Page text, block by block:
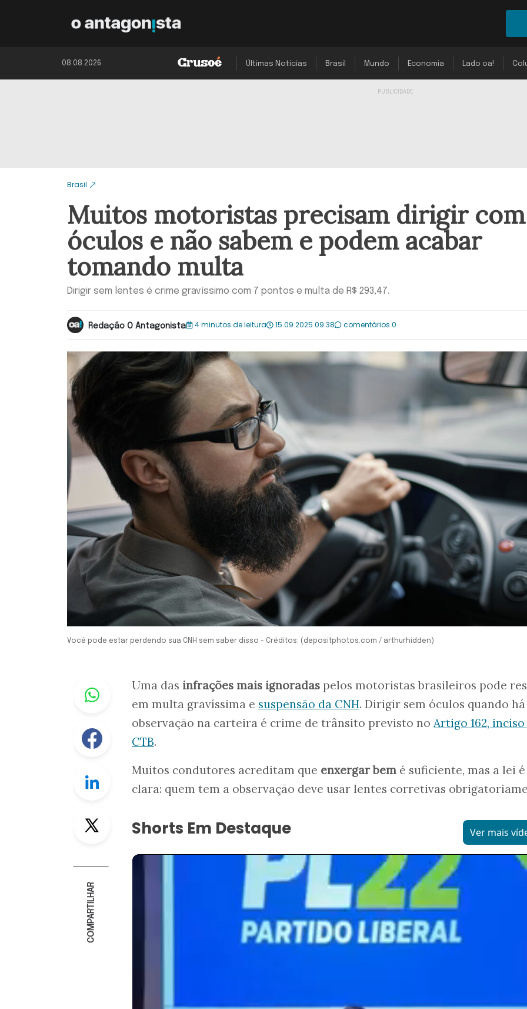
08.08.2026 Últimas Notícias Brasil Mundo Economia Lado oa!
Brasil
Muitos motoristas precisam dirigir com
óculos e não sabem e podem acabar
tomando multa
Dirigir sem lentes é crime gravíssimo com 7 pontos e multa de R$ 293,47.
Redação O Antagonista 4 minutos de leitura 15.09.2025 09:38 comentários 0
Você pode estar perdendo sua CNH sem saber disso - Créditos: (depositphotos.com / arthurhidden)
Whastapp
Facebook
Linkedin
COMPARTILHAR
Uma das infrações mais ignoradas pelos motoristas brasileiros pode
em multa gravíssima e suspensão da CNH. Dirigir sem óculos quando há
observação na carteira é crime de trânsito previsto no Artigo 162,
CTB.
Muitos condutores acreditam que enxergar bem é suficiente, mas a lei é
clara: quem tem a observação deve usar lentes corretivas
Shorts Em Destaque Ver mais